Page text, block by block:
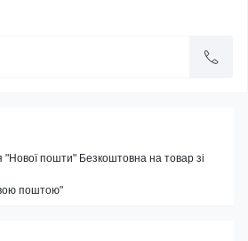
"Нової пошти" Безкоштовна на товар зі
поштою"